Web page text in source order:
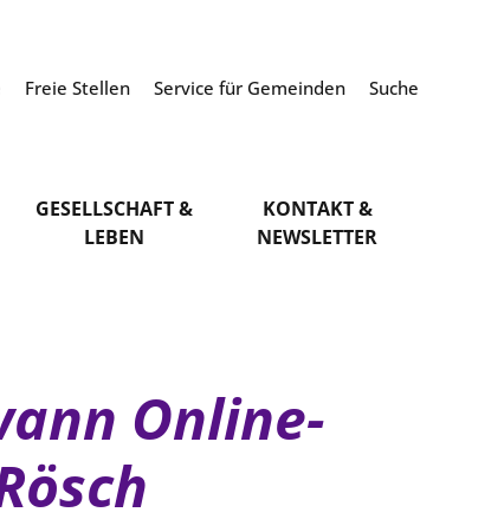
Freie Stellen Service für Gemeinden Suche
GESELLSCHAFT &
LEBEN
KONTAKT &
NEWSLETTER
Online-